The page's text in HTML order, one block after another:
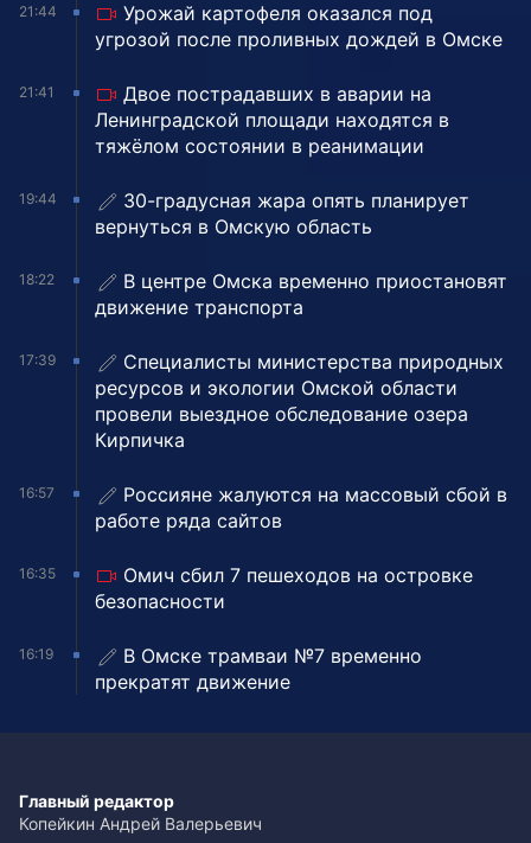
21:44
Урожай картофеля оказался под
угрозой после проливных дождей в Омске
21:41
Двое пострадавших в аварии на
Ленинградской площади находятся в
тяжёлом состоянии в реанимации
19:44
30-градусная жара опять планирует
вернуться в Омскую область
18:22
В центре Омска временно приостановят
движение транспорта
17:39
Специалисты министерства природных
ресурсов и экологии Омской области
провели выездное обследование озера
Кирпичка
16:57
Россияне жалуются на массовый сбой в
работе ряда сайтов
16:35
Омич сбил 7 пешеходов на островке
безопасности
16:19
В Омске трамваи №7 временно
прекратят движение
Главный редактор
Копейкин Андрей Валерьевич